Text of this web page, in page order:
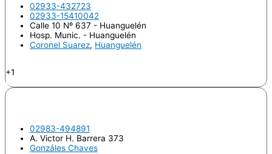
02933-432723
02933-15410042
Calle 10 Nº 637 - Huanguelén
Hosp. Munic. - Huanguelén
Coronel Suarez, Huanguelén
+1
Odontologo
02983-494891
A. Victor H. Barrera 373
Gonzáles Chaves